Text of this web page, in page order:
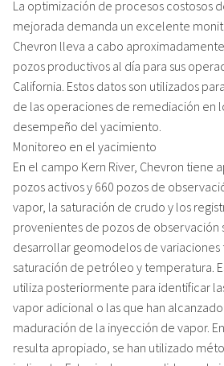
La optimización de procesos costosos
mejorada demanda un excelente
Chevron lleva a cabo
pozos productivos al día para sus
California. Estos datos son utilizados
de las operaciones de remediación en
desempeño del yacimiento.
Monitoreo en el yacimiento
En el campo Kern River, Chevron tiene
pozos activos y 660 pozos de
vapor, la saturación de crudo y los
provenientes de pozos de observación
desarrollar geomodelos de
saturación de petróleo y temperatura.
utiliza posteriormente para identificar
vapor adicional o las que han
maduración de la inyección de vapor.
resulta apropiado, se han utilizado